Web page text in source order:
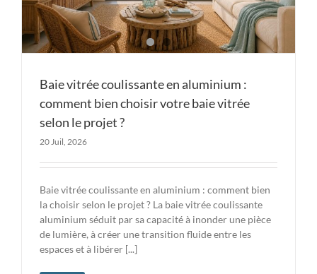
Baie vitrée coulissante en aluminium :
comment bien choisir votre baie vitrée
selon le projet ?
20 Juil, 2026
Baie vitrée coulissante en aluminium : comment bien
la choisir selon le projet ? La baie vitrée coulissante
aluminium séduit par sa capacité à inonder une pièce
de lumière, à créer une transition fluide entre les
espaces et à libérer [...]